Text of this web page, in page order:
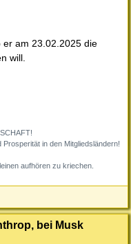
er am 23.02.2025 die
will.
in den Mitgliedsländern!
aufhören zu kriechen.
bei Musk